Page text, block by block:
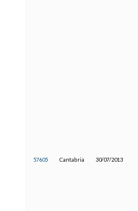
57605 Cantabria 30/07/2013